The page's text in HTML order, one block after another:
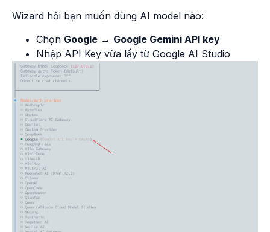
Wizard hỏi bạn muốn dùng AI model nào:
Chọn Google → Google Gemini API key
Nhập API Key vừa lấy từ Google AI Studio